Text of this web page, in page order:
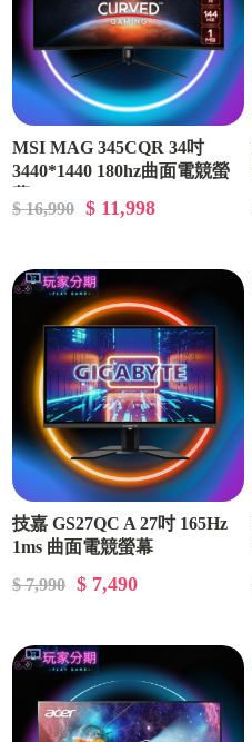
MSI MAG 345CQR 34吋
3440*1440 180hz曲面電競螢
$ 16,990 $ 11,998
技嘉 GS27QC A 27吋 165Hz
1ms 曲面電競螢幕
$ 7,990
$ 7,490